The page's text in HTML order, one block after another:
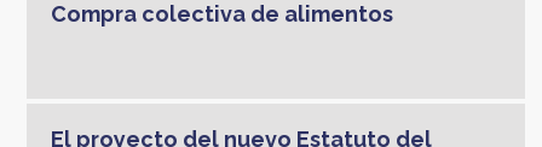
Compra colectiva de alimentos
El proyecto del nuevo Estatuto del